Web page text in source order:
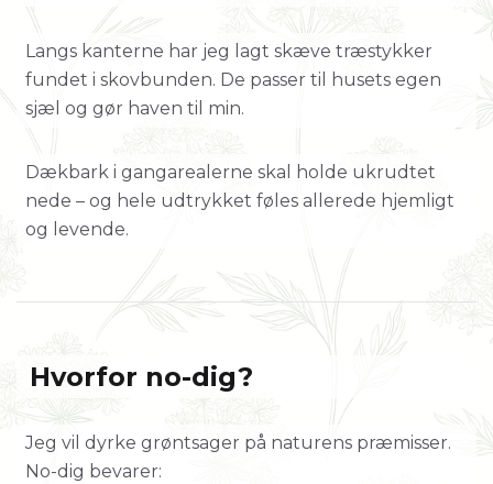
Langs kanterne har jeg lagt skæve træstykker
fundet i skovbunden. De passer til husets egen
sjæl og gør haven til min.
Dækbark i gangarealerne skal holde ukrudtet
nede – og hele udtrykket føles allerede hjemligt
og levende.
Hvorfor no-dig?
Jeg vil dyrke grøntsager på naturens præmisser.
No-dig bevarer: